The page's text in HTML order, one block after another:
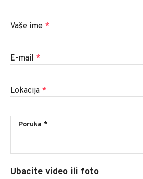
Vaše ime *
E-mail *
Lokacija *
Ubacite video ili foto